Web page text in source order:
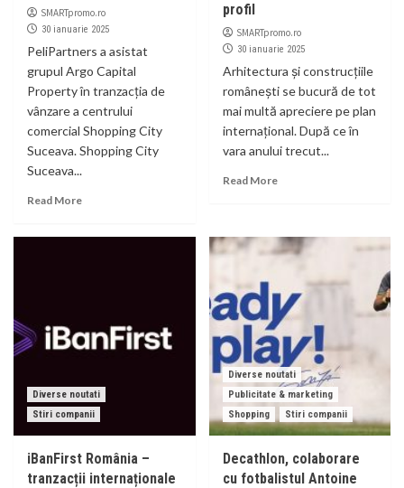
SMARTpromo.ro
30 ianuarie 2025
PeliPartners a asistat
grupul Argo Capital
Property în tranzacția de
vânzare a centrului
comercial Shopping City
Suceava. Shopping City
Suceava...
Read More
profil
SMARTpromo.ro
30 ianuarie 2025
Arhitectura și construcțiile
românești se bucură de tot
mai multă apreciere pe plan
internațional. După ce în
vara anului trecut...
Read More
Diverse noutati
Stiri companii
iBanFirst România –
tranzacții internaționale
Diverse noutati
Publicitate & marketing
Shopping
Stiri companii
Decathlon, colaborare
cu fotbalistul Antoine